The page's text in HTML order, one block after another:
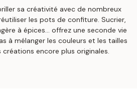
sa créativité avec de nombreux
les pots de confiture. Sucrier,
à épices… offrez une seconde vie
à mélanger les couleurs et les tailles
encore plus originales.